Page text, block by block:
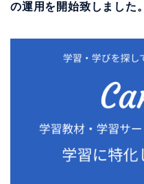
の運用を開始致しました。